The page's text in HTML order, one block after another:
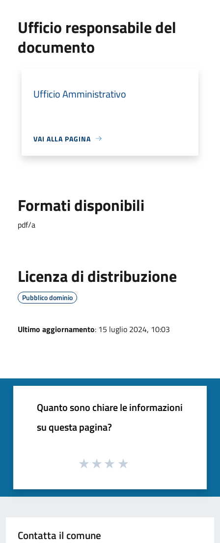
Ufficio responsabile del
documento
Ufficio Amministrativo
VAI ALLA PAGINA
Formati disponibili
pdf/a
Licenza di distribuzione
Pubblico dominio
Ultimo aggiornamento: 15 luglio 2024, 10:03
Quanto sono chiare le informazioni
su questa pagina?
Contatta il comune